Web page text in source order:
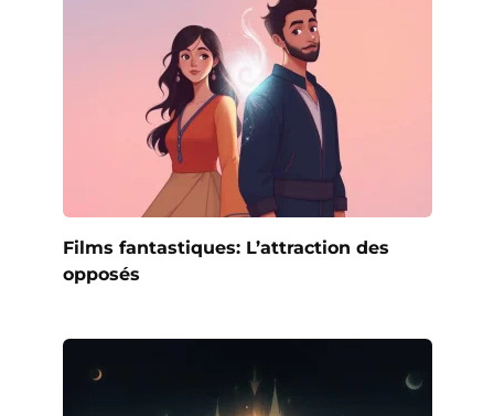
Films fantastiques: L’attraction des
opposés